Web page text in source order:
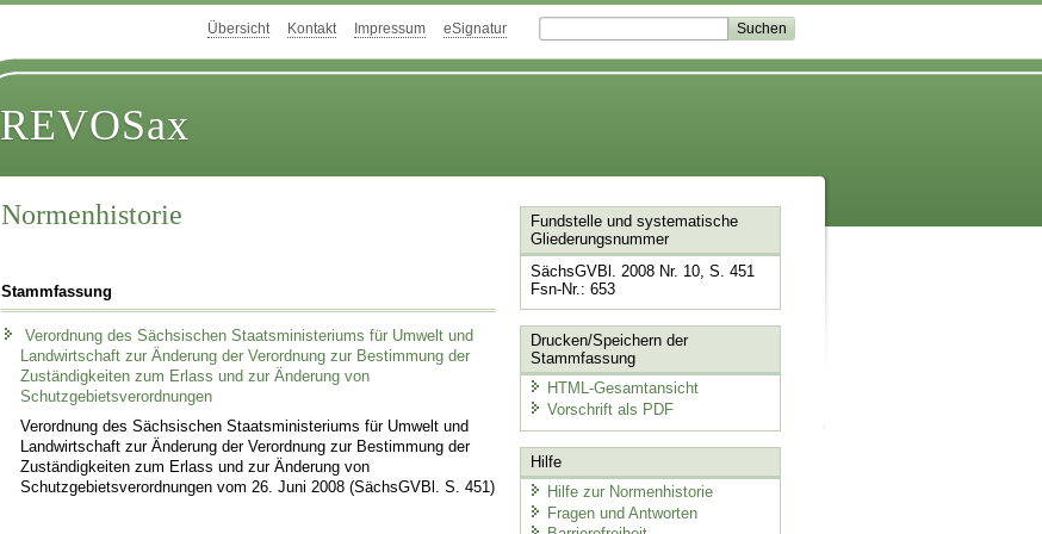
Übersicht Kontakt Impressum eSignatur
REVOSax
Normenhistorie
Stammfassung
Verordnung des Sächsischen Staatsministeriums für Umwelt und
Landwirtschaft zur Änderung der Verordnung zur Bestimmung der
Zuständigkeiten zum Erlass und zur Änderung von
Schutzgebietsverordnungen
Verordnung des Sächsischen Staatsministeriums für Umwelt und
Landwirtschaft zur Änderung der Verordnung zur Bestimmung der
Zuständigkeiten zum Erlass und zur Änderung von
Schutzgebietsverordnungen vom 26. Juni 2008 (SächsGVBl. S. 451)
Fundstelle und systematische
Gliederungsnummer
SächsGVBl. 2008 Nr. 10, S. 451
Fsn-Nr.: 653
Drucken/Speichern der
Stammfassung
HTML-Gesamtansicht
Vorschrift als PDF
Hilfe
Hilfe zur Normenhistorie
Fragen und Antworten